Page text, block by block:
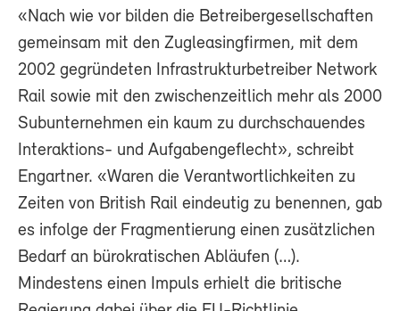
«Nach wie vor bilden die Betreibergesellschaften
gemeinsam mit den Zugleasingfirmen, mit dem
2002 gegründeten Infrastrukturbetreiber Network
Rail sowie mit den zwischenzeitlich mehr als 2000
Subunternehmen ein kaum zu durchschauendes
Interaktions- und Aufgabengeflecht», schreibt
Engartner. «Waren die Verantwortlichkeiten zu
Zeiten von British Rail eindeutig zu benennen, gab
es infolge der Fragmentierung einen zusätzlichen
Bedarf an bürokratischen Abläufen (…).
Mindestens einen Impuls erhielt die britische